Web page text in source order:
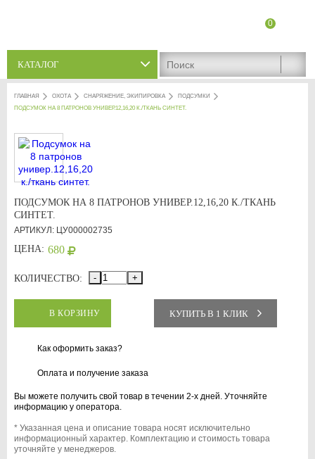
0
КАТАЛОГ
ГЛАВНАЯ ОХОТА СНАРЯЖЕНИЕ, ЭКИПИРОВКА
ПОДСУМКИ
ПОДСУМОК НА 8 ПАТРОНОВ УНИВЕР.12,16,20 К./ТКАНЬ СИНТЕТ.
ПОДСУМОК НА 8 ПАТРОНОВ УНИВЕР.12,16,20 К./ТКАНЬ
СИНТЕТ.
АРТИКУЛ: ЦУ000002735
ЦЕНА: 680
КОЛИЧЕСТВО: - +
В КОРЗИНУ КУПИТЬ В 1 КЛИК
Как оформить заказ?
Оплата и получение заказа
Вы можете получить свой товар в течении 2-х дней. Уточняйте
информацию у оператора.
* Указанная цена и описание товара носят исключительно
информационный характер. Комплектацию и стоимость товара
уточняйте у менеджеров.